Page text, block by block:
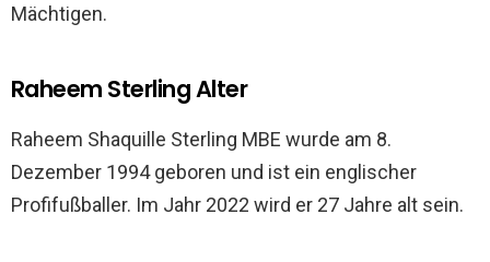
Mächtigen.
Raheem Sterling Alter
Raheem Shaquille Sterling MBE wurde am 8.
Dezember 1994 geboren und ist ein englischer
Profifußballer. Im Jahr 2022 wird er 27 Jahre alt sein.